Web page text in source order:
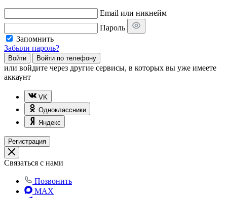
Email или никнейм
Пароль
Запомнить
Забыли пароль?
Войти Войти по телефону
или войдите через другие сервисы, в которых вы уже имеете
аккаунт
VK
Одноклассники
Яндекс
Регистрация
Связаться с нами
Позвонить
MAX